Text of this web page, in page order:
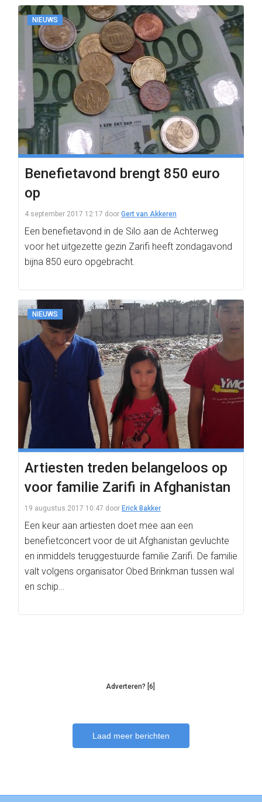
NIEUWS
Benefietavond brengt 850 euro
op
4 september 2017 12:17 door Gert van Akkeren
Een benefietavond in de Silo aan de Achterweg
voor het uitgezette gezin Zarifi heeft zondagavond
bijna 850 euro opgebracht.
NIEUWS
Artiesten treden belangeloos op
voor familie Zarifi in Afghanistan
19 augustus 2017 10:47 door Erick Bakker
Een keur aan artiesten doet mee aan een
benefietconcert voor de uit Afghanistan gevluchte
en inmiddels teruggestuurde familie Zarifi. De familie
valt volgens organisator Obed Brinkman tussen wal
en schip…
Adverteren? [6]
Laad meer berichten